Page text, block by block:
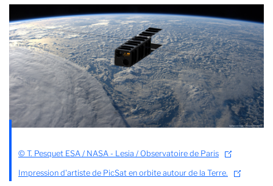
© T. Pesquet ESA / NASA - Lesia / Observatoire de Paris
Impression d'artiste de PicSat en orbite autour de la Terre.